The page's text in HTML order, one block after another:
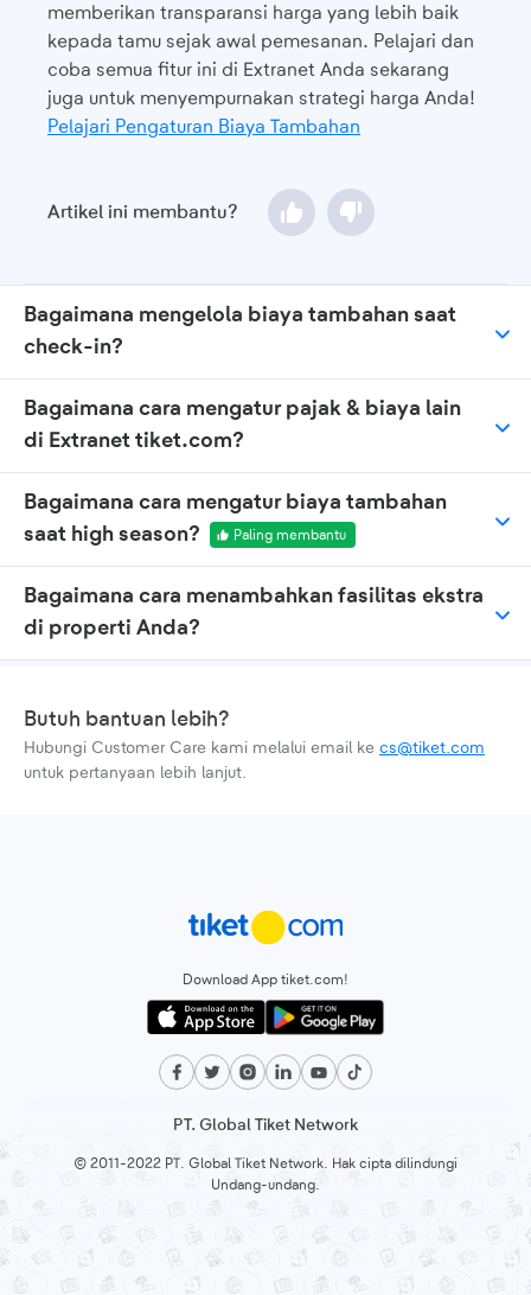
memberikan transparansi harga yang lebih baik
kepada tamu sejak awal pemesanan. Pelajari dan
coba semua fitur ini di Extranet Anda sekarang
juga untuk menyempurnakan strategi harga Anda!
Pelajari Pengaturan Biaya Tambahan
Artikel ini membantu?
Bagaimana mengelola biaya tambahan saat
check-in?
Bagaimana cara mengatur pajak & biaya lain
di Extranet tiket.com?
Bagaimana cara mengatur biaya tambahan
saat high season?
Paling membantu
Bagaimana cara menambahkan fasilitas ekstra
di properti Anda?
Butuh bantuan lebih?
Hubungi Customer Care kami melalui email ke cs@tiket.com
untuk pertanyaan lebih lanjut.
Download App tiket.com!
PT. Global Tiket Network
© 2011-2022 PT. Global Tiket Network. Hak cipta dilindungi
Undang-undang.